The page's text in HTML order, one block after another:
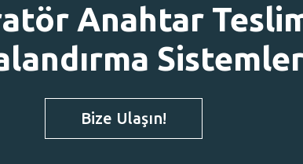
Anahtar
Bize Ulaşın!